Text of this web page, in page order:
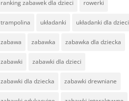
ranking zabawek dla dzieci rowerki
trampolina układanki układanki dla dzieci
zabawa zabawka zabawka dla dziecka
zabawki zabawki dla dzieci
zabawki dla dziecka zabawki drewniane